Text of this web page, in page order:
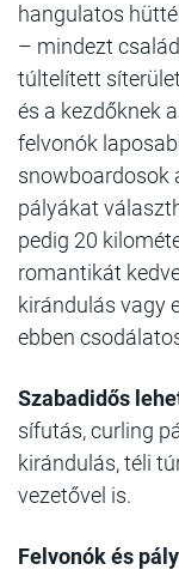
hangulatos
– mindezt
túltelített
és a kezdőknek
felvonók
snowboardosok
pályákat
pedig 20
romantikát
kirándulás vagy
ebben
Szabadidős
sífutás, curling
kirándulás, téli
vezetővel is.
Felvonók és